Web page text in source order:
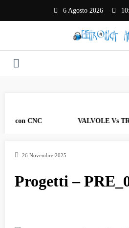
contenuto
6 Agosto 2026
con CNC VALVOLE Vs
26 Novembre 2025
Progetti –